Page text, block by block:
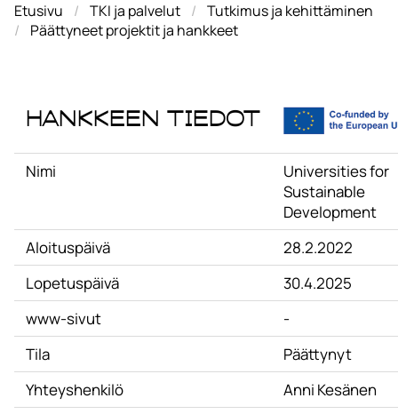
Etusivu TKI ja palvelut
Tutkimus ja kehittäminen
Päättyneet projektit ja hankkeet
Hankkeen tiedot
Nimi
Universities for
Sustainable
Development
Aloituspäivä
28.2.2022
Lopetuspäivä
30.4.2025
www-sivut
-
Tila
Päättynyt
Yhteyshenkilö
Anni Kesänen